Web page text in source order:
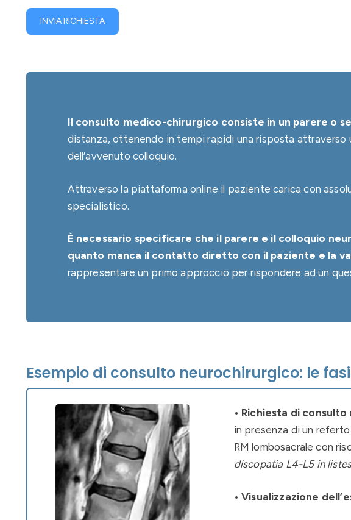
INVIA RICHIESTA
Il consulto medico-chirurgico consiste in un parere o
distanza, ottenendo in tempi rapidi una risposta
dell’avvenuto colloquio.
Attraverso la piattaforma online il paziente carica con
specialistico.
È necessario specificare che il parere e il colloquio
quanto manca il contatto diretto con il paziente e la
rappresentare un primo approccio per rispondere ad un
Esempio di consulto neurochirurgico: le fasi
• Richiesta di
in presenza di un
RM lombosacrale con
discopatia L4-L5 in
•Visualizzazione